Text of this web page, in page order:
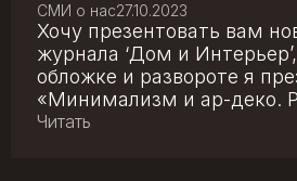
СМИ о нас27.10.2023
Хочу презентовать вам
журнала ‘Дом и
обложке и развороте я
«Минимализм и ар-деко.
Читать